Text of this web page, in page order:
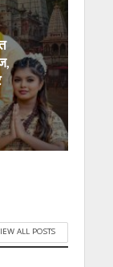
ALL POSTS